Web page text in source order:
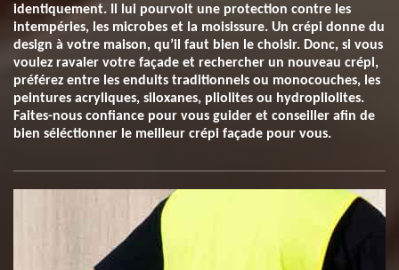
identiquement. Il lui pourvoit une protection contre les
intempéries, les microbes et la moisissure. Un crépi donne du
design à votre maison, qu’il faut bien le choisir. Donc, si vous
voulez ravaler votre façade et rechercher un nouveau crépi,
préférez entre les enduits traditionnels ou monocouches, les
peintures acryliques, siloxanes, pliolites ou hydropliolites.
Faites-nous confiance pour vous guider et conseiller afin de
bien séléctionner le meilleur crépi façade pour vous.